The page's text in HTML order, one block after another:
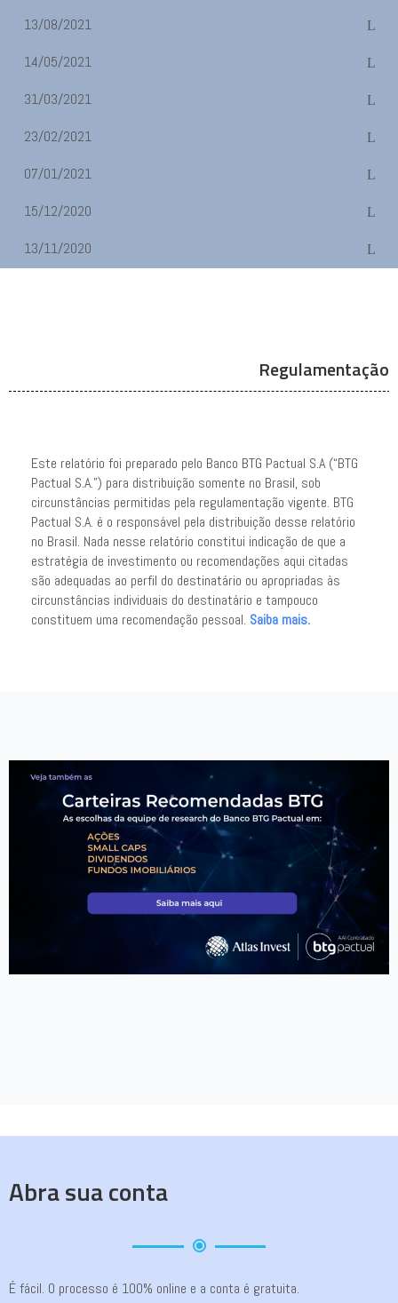
13/08/2021
14/05/2021
31/03/2021
23/02/2021
07/01/2021
15/12/2020
13/11/2020
Regulamentação
Este relatório foi preparado pelo Banco BTG Pactual S.A (“BTG
Pactual S.A.”) para distribuição somente no Brasil, sob
circunstâncias permitidas pela regulamentação vigente. BTG
Pactual S.A. é o responsável pela distribuição desse relatório
no Brasil. Nada nesse relatório constitui indicação de que a
estratégia de investimento ou recomendações aqui citadas
são adequadas ao perfil do destinatário ou apropriadas às
circunstâncias individuais do destinatário e tampouco
constituem uma recomendação pessoal. Saiba mais.
Abra sua conta
É fácil. O processo é 100% online e a conta é gratuita.